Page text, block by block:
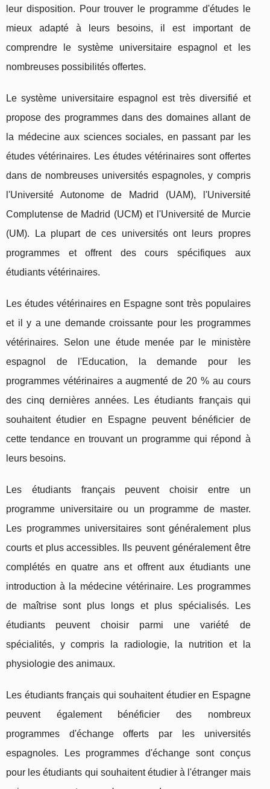
leur disposition. Pour trouver le programme d'études le
mieux adapté à leurs besoins, il est important de
comprendre le système universitaire espagnol et les
nombreuses possibilités offertes.
Le système universitaire espagnol est très diversifié et
propose des programmes dans des domaines allant de
la médecine aux sciences sociales, en passant par les
études vétérinaires. Les études vétérinaires sont offertes
dans de nombreuses universités espagnoles, y compris
l'Université Autonome de Madrid (UAM), l'Université
Complutense de Madrid (UCM) et l'Université de Murcie
(UM). La plupart de ces universités ont leurs propres
programmes et offrent des cours spécifiques aux
étudiants vétérinaires.
Les études vétérinaires en Espagne sont très populaires
et il y a une demande croissante pour les programmes
vétérinaires. Selon une étude menée par le ministère
espagnol de l'Education, la demande pour les
programmes vétérinaires a augmenté de 20 % au cours
des cinq dernières années. Les étudiants français qui
souhaitent étudier en Espagne peuvent bénéficier de
cette tendance en trouvant un programme qui répond à
leurs besoins.
Les étudiants français peuvent choisir entre un
programme universitaire ou un programme de master.
Les programmes universitaires sont généralement plus
courts et plus accessibles. Ils peuvent généralement être
complétés en quatre ans et offrent aux étudiants une
introduction à la médecine vétérinaire. Les programmes
de maîtrise sont plus longs et plus spécialisés. Les
étudiants peuvent choisir parmi une variété de
spécialités, y compris la radiologie, la nutrition et la
physiologie des animaux.
Les étudiants français qui souhaitent étudier en Espagne
peuvent également bénéficier des nombreux
programmes d'échange offerts par les universités
espagnoles. Les programmes d'échange sont conçus
pour les étudiants qui souhaitent étudier à l'étranger mais